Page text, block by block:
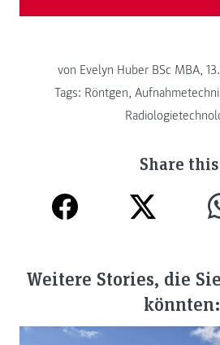
von Evelyn Huber BSc MBA,
Tags: Röntgen,
Share
Weitere Stories, die
könnten: